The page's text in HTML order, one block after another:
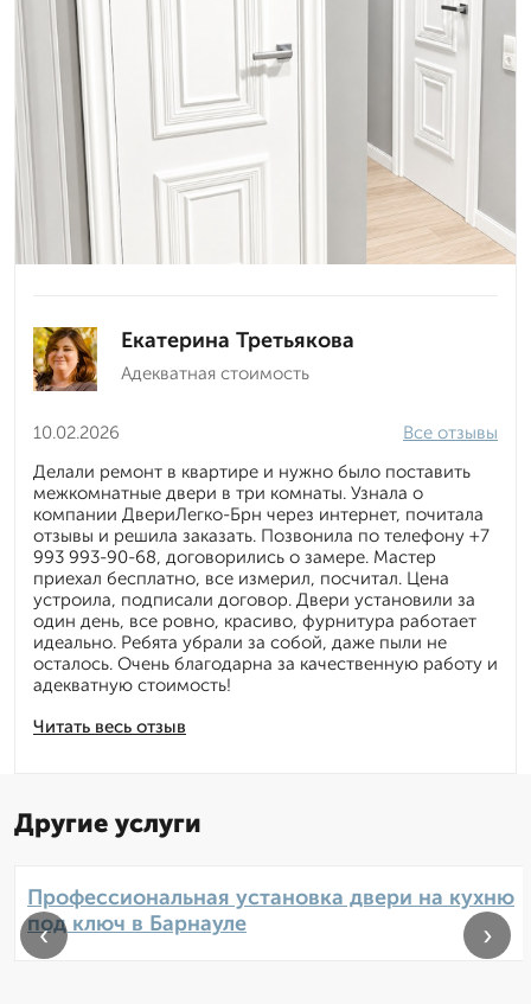
Екатерина Третьякова
Адекватная стоимость
10.02.2026
Читать весь отзыв
Все отзывы
Делали ремонт в квартире и нужно было поставить
межкомнатные двери в три комнаты. Узнала о
компании ДвериЛегко-Брн через интернет, почитала
отзывы и решила заказать. Позвонила по телефону +7
993 993-90-68, договорились о замере. Мастер
приехал бесплатно, все измерил, посчитал. Цена
устроила, подписали договор. Двери установили за
один день, все ровно, красиво, фурнитура работает
идеально. Ребята убрали за собой, даже пыли не
осталось. Очень благодарна за качественную работу и
адекватную стоимость!
Другие услуги
Профессиональная установка двери на кухню
под ключ в Барнауле
‹ ›